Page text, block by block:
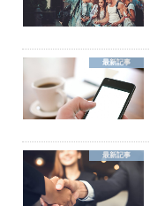
最新記事
最新記事